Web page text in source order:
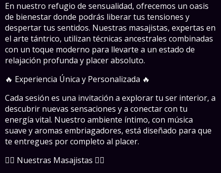
En nuestro refugio de sensualidad, ofrecemos un oasis
de bienestar donde podrás liberar tus tensiones y
despertar tus sentidos. Nuestras masajistas, expertas en
el arte tántrico, utilizan técnicas ancestrales combinadas
con un toque moderno para llevarte a un estado de
relajación profunda y placer absoluto.
🔥 Experiencia Única y Personalizada 🔥
Cada sesión es una invitación a explorar tu ser interior, a
descubrir nuevas sensaciones y a conectar con tu
energía vital. Nuestro ambiente íntimo, con música
suave y aromas embriagadores, está diseñado para que
te entregues por completo al placer.
💆‍♂️ Nuestras Masajistas 💆‍♀️